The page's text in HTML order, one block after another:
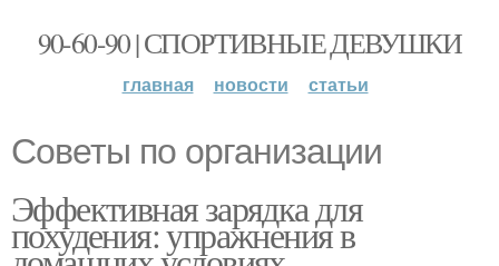
90-60-90 | СПОРТИВНЫЕ ДЕВУШКИ
главная новости статьи
Советы по организации
Эффективная зарядка для
похудения: упражнения в